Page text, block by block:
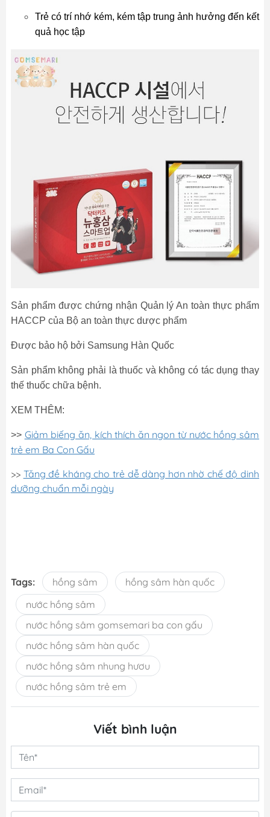
Trẻ có trí nhớ kém, kém tập trung ảnh hưởng đến kết
quả học tập
Sản phẩm được chứng nhận Quản lý An toàn thực phẩm
HACCP của Bộ an toàn thực dược phẩm
Được bảo hộ bởi Samsung Hàn Quốc
Sản phẩm không phải là thuốc và không có tác dụng thay
thế thuốc chữa bệnh.
XEM THÊM:
>> Giảm biếng ăn, kích thích ăn ngon từ nước hồng sâm
trẻ em Ba Con Gấu
>> Tăng đề kháng cho trẻ dễ dàng hơn nhờ chế độ dinh
dưỡng chuẩn mỗi ngày
Tags: hồng sâm
hồng sâm hàn quốc
nước hồng sâm
nước hồng sâm gomsemari ba con gấu
nước hồng sâm hàn quốc
nước hồng sâm nhung hươu
nước hồng sâm trẻ em
Viết bình luận